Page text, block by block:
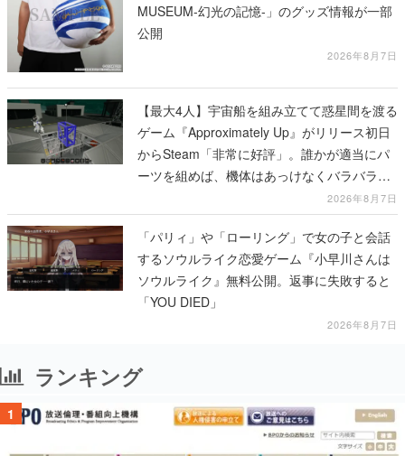
MUSEUM-幻光の記憶-」のグッズ情報が一部
公開
2026年8月7日
【最大4人】宇宙船を組み立てて惑星間を渡る
ゲーム『Approximately Up』がリリース初日
からSteam「非常に好評」。誰かが適当にパ
ーツを組めば、機体はあっけなくバラバラに
2026年8月7日
「パリィ」や「ローリング」で女の子と会話
するソウルライク恋愛ゲーム『小早川さんは
ソウルライク』無料公開。返事に失敗すると
「YOU DIED」
2026年8月7日
ランキング
1